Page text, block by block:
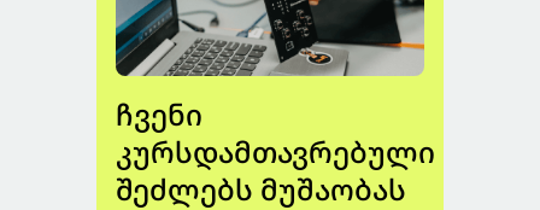
ჩვენი
კურსდამთავრებული
შეძლებს მუშაობას